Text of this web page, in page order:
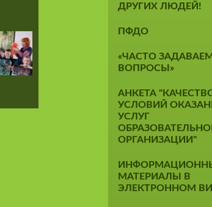
ДРУГИХ ЛЮДЕЙ!
ПФДО
«ЧАСТО
ВОПРОСЫ»
АНКЕТА
УСЛОВИЙ
УСЛУГ
ОРГАНИЗАЦИИ"
МАТЕРИАЛЫ В
ЭЛЕКТРОННОМ